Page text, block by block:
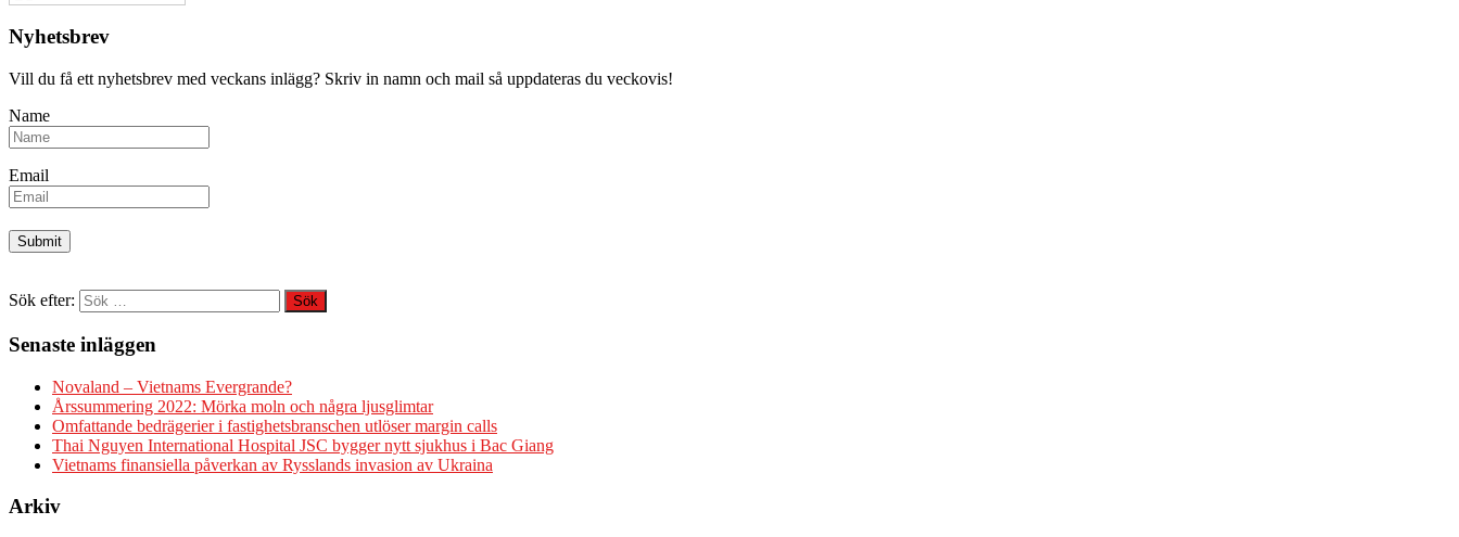
Nyhetsbrev
Vill du få ett nyhetsbrev med veckans inlägg? Skriv in namn och mail så uppdateras du veckovis!
Name
Email
Sök efter:
Senaste inläggen
Novaland – Vietnams Evergrande?
Årssummering 2022: Mörka moln och några ljusglimtar
Omfattande bedrägerier i fastighetsbranschen utlöser margin calls
Thai Nguyen International Hospital JSC bygger nytt sjukhus i Bac Giang
Vietnams finansiella påverkan av Rysslands invasion av Ukraina
Arkiv